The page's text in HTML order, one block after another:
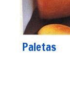
Paletas